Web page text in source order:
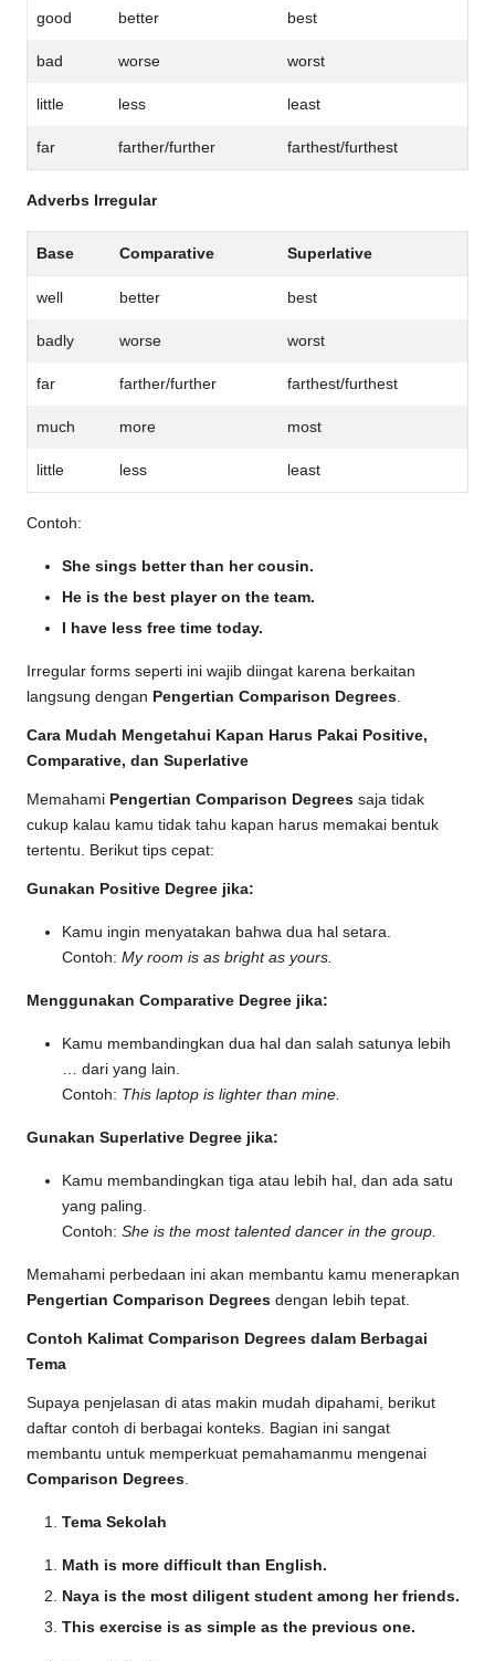
good better best
bad worse worst
little less least
far farther/further farthest/furthest
Adverbs Irregular
Base Comparative Superlative
well better best
badly worse worst
far farther/further farthest/furthest
much more most
little less least
Contoh:
She sings better than her cousin.
He is the best player on the team.
I have less free time today.
Irregular forms seperti ini wajib diingat karena berkaitan
langsung dengan Pengertian Comparison Degrees.
Cara Mudah Mengetahui Kapan Harus Pakai Positive,
Comparative, dan Superlative
Memahami Pengertian Comparison Degrees saja tidak
cukup kalau kamu tidak tahu kapan harus memakai bentuk
tertentu. Berikut tips cepat:
Gunakan Positive Degree jika:
Kamu ingin menyatakan bahwa dua hal setara.
Contoh: My room is as bright as yours.
Menggunakan Comparative Degree jika:
Kamu membandingkan dua hal dan salah satunya lebih
… dari yang lain.
Contoh: This laptop is lighter than mine.
Gunakan Superlative Degree jika:
Kamu membandingkan tiga atau lebih hal, dan ada satu
yang paling.
Contoh: She is the most talented dancer in the group.
Memahami perbedaan ini akan membantu kamu menerapkan
Pengertian Comparison Degrees dengan lebih tepat.
Contoh Kalimat Comparison Degrees dalam Berbagai
Tema
Supaya penjelasan di atas makin mudah dipahami, berikut
daftar contoh di berbagai konteks. Bagian ini sangat
membantu untuk memperkuat pemahamanmu mengenai
Comparison Degrees.
Tema Sekolah
Math is more difficult than English.
Naya is the most diligent student among her friends.
This exercise is as simple as the previous one.